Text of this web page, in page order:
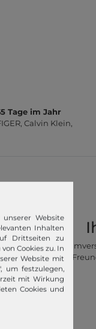
Tage im Jahr
Calvin Klein,
Website
Inhalten
Drittseiten zu
Cookies zu. In
Website mit
um festzulegen,
mit Wirkung
Cookies und